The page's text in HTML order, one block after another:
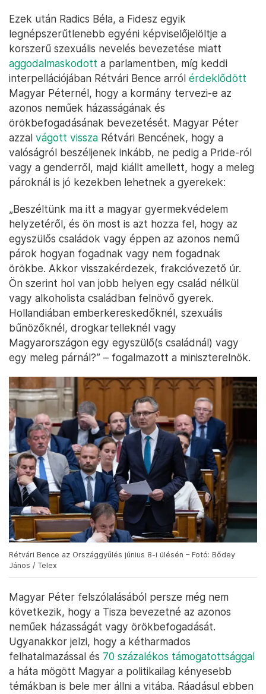
Ezek után Radics Béla, a Fidesz egyik
legnépszerűtlenebb egyéni képviselőjelöltje a
korszerű szexuális nevelés bevezetése miatt
aggodalmaskodott a parlamentben, míg keddi
interpellációjában Rétvári Bence arról érdeklődött
Magyar Péternél, hogy a kormány tervezi-e az
azonos neműek házasságának és
örökbefogadásának bevezetését. Magyar Péter
azzal vágott vissza Rétvári Bencének, hogy a
valóságról beszéljenek inkább, ne pedig a Pride-ról
vagy a genderről, majd kiállt amellett, hogy a meleg
pároknál is jó kezekben lehetnek a gyerekek:
„Beszéltünk ma itt a magyar gyermekvédelem
helyzetéről, és ön most is azt hozza fel, hogy az
egyszülős családok vagy éppen az azonos nemű
párok hogyan fogadnak vagy nem fogadnak
örökbe. Akkor visszakérdezek, frakcióvezető úr.
Ön szerint hol van jobb helyen egy család nélkül
vagy alkoholista családban felnövő gyerek.
Hollandiában emberkereskedőknél, szexuális
bűnözőknél, drogkartelleknél vagy
Magyarországon egy egyszülő(s családnál) vagy
egy meleg párnál?” – fogalmazott a miniszterelnök.
Rétvári Bence az Országgyűlés június 8-i ülésén – Fotó: Bődey
János / Telex
Magyar Péter felszólalásából persze még nem
következik, hogy a Tisza bevezetné az azonos
neműek házasságát vagy örökbefogadását.
Ugyanakkor jelzi, hogy a kétharmados
felhatalmazással és 70 százalékos támogatottsággal
a háta mögött Magyar a politikailag kényesebb
témákban is bele mer állni a vitába. Ráadásul ebben